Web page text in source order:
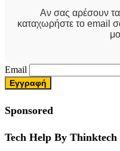
Αν σας αρέσουν
καταχωρήστε το email
Email
Sponsored
Tech Help By Thinktech